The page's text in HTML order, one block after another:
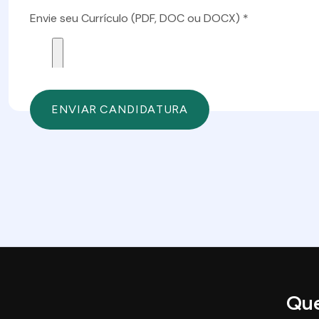
Envie seu Currículo (PDF, DOC ou DOCX) *